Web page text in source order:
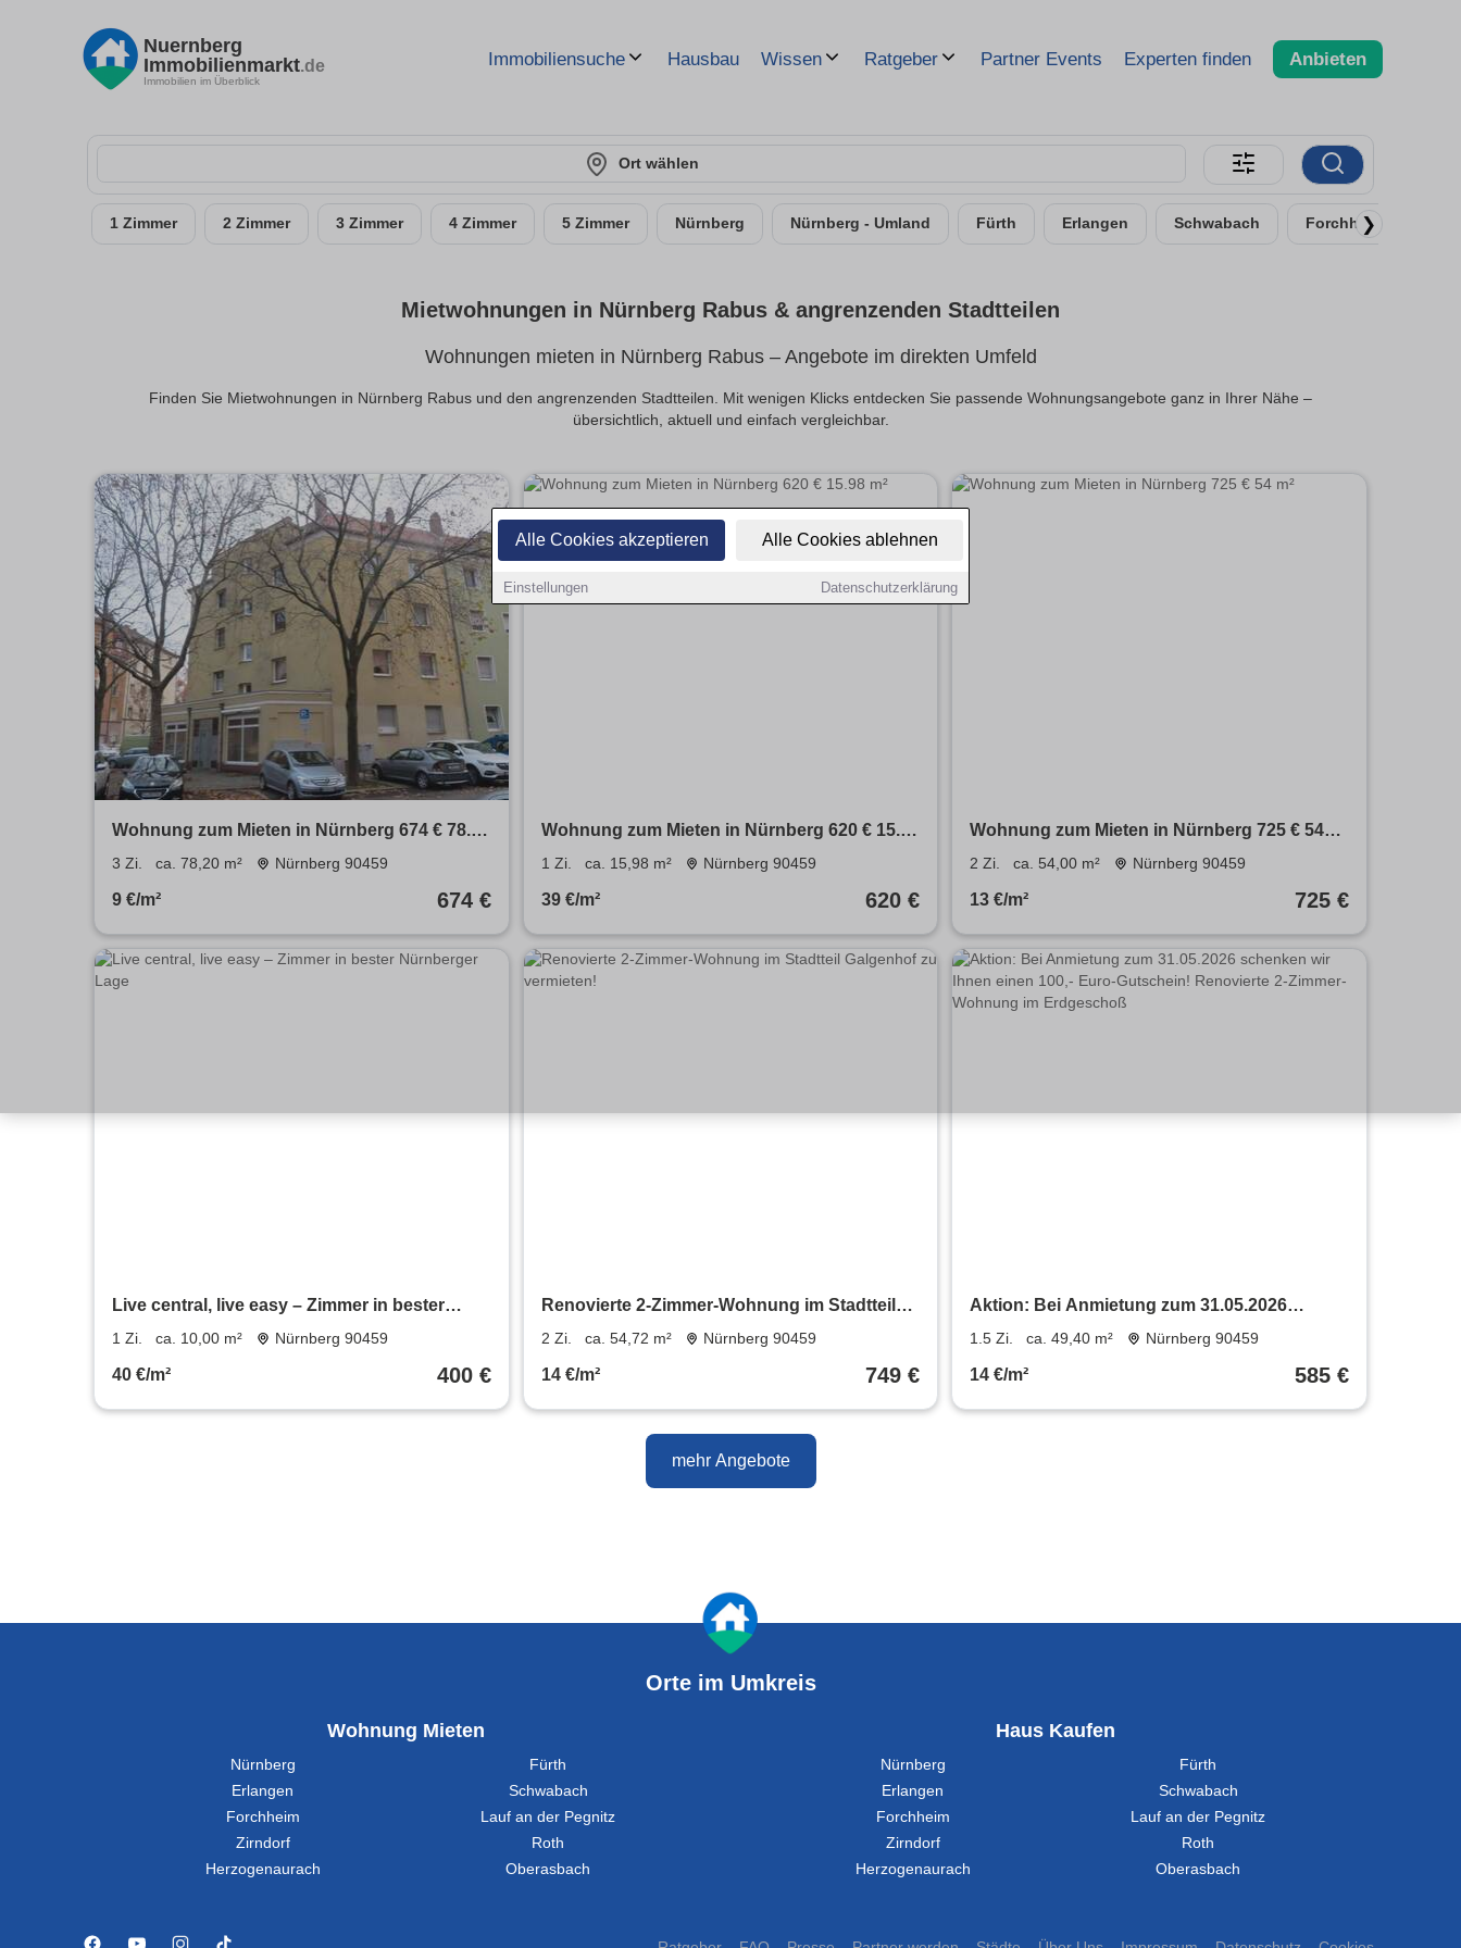
Alle Cookies akzeptieren Alle Cookies ablehnen
Einstellungen Datenschutzerklärung
Nuernberg
Immobilienmarkt.de
Immobilien im Überblick
Immobiliensuche Hausbau Wissen Ratgeber Partner Events Experten finden Anbieten
Ort wählen
1 Zimmer 2 Zimmer 3 Zimmer 4 Zimmer 5 Zimmer Nürnberg Nürnberg - Umland Fürth Erlangen Schwabach Forchheim
❯
Mietwohnungen in Nürnberg Rabus & angrenzenden Stadtteilen
Wohnungen mieten in Nürnberg Rabus – Angebote im direkten Umfeld
Finden Sie Mietwohnungen in Nürnberg Rabus und den angrenzenden Stadtteilen. Mit wenigen Klicks entdecken Sie passende Wohnungsangebote ganz in Ihrer Nähe –
übersichtlich, aktuell und einfach vergleichbar.
Wohnung zum Mieten in Nürnberg 674 € 78.2
m²
3 Zi. ca. 78,20 m² Nürnberg 90459
9 €/m² 674 €
Wohnung zum Mieten in Nürnberg 620 € 15.98
m²
1 Zi. ca. 15,98 m² Nürnberg 90459
39 €/m² 620 €
Wohnung zum Mieten in Nürnberg 725 € 54
m²
2 Zi. ca. 54,00 m² Nürnberg 90459
13 €/m² 725 €
Live central, live easy – Zimmer in bester
Nürnberger Lage
1 Zi. ca. 10,00 m² Nürnberg 90459
40 €/m² 400 €
Renovierte 2-Zimmer-Wohnung im Stadtteil
Galgenhof zu vermieten!
2 Zi. ca. 54,72 m² Nürnberg 90459
14 €/m² 749 €
Aktion: Bei Anmietung zum 31.05.2026
schenken wir Ihnen einen 100,- Euro-
Erdgeschoß
1.5 Zi. ca. 49,40 m² Nürnberg 90459
14 €/m² 585 €
mehr Angebote
Orte im Umkreis
Wohnung Mieten
Nürnberg
Fürth
Erlangen
Schwabach
Forchheim
Lauf an der Pegnitz
Zirndorf
Roth
Herzogenaurach
Oberasbach
Haus Kaufen
Nürnberg
Fürth
Erlangen
Schwabach
Forchheim
Lauf an der Pegnitz
Zirndorf
Roth
Herzogenaurach
Oberasbach